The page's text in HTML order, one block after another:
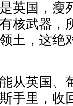
英国，瘦
核武器，
土，这绝
从英国、
手里，收